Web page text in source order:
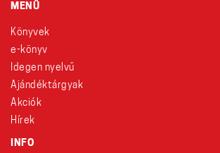
MENÜ
Könyvek
e-könyv
Idegen nyelvű
Ajándéktárgyak
Akciók
Hírek
INFO